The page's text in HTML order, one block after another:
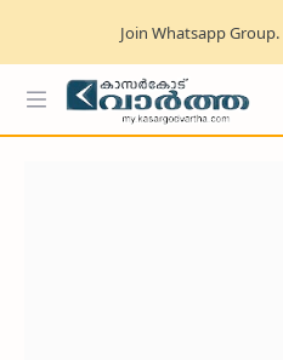
Join Whatsapp Group.